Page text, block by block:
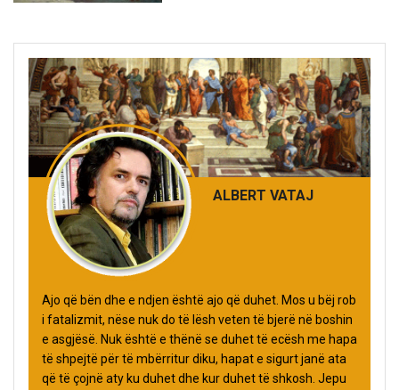
ALBERT VATAJ
Ajo që bën dhe e ndjen është ajo që duhet. Mos u bëj rob
i fatalizmit, nëse nuk do të lësh veten të bjerë në boshin
e asgjësë. Nuk është e thënë se duhet të ecësh me hapa
të shpejtë për të mbërritur diku, hapat e sigurt janë ata
që të çojnë aty ku duhet dhe kur duhet të shkosh. Jepu